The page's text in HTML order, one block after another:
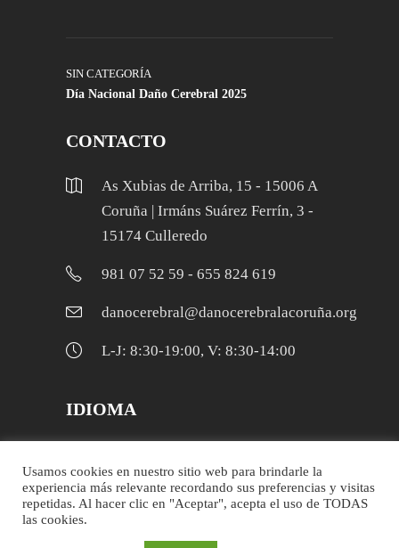
SIN CATEGORÍA
Día Nacional Daño Cerebral 2025
CONTACTO
As Xubias de Arriba, 15 - 15006 A
Coruña | Irmáns Suárez Ferrín, 3 -
15174 Culleredo
981 07 52 59 - 655 824 619
danocerebral@danocerebralacoruña.org
L-J: 8:30-19:00, V: 8:30-14:00
IDIOMA
Español
Usamos cookies en nuestro sitio web para brindarle la
experiencia más relevante recordando sus preferencias y visitas
repetidas. Al hacer clic en "Aceptar", acepta el uso de TODAS
las cookies.